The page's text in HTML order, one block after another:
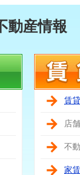
動産情報
賃
店
不
家